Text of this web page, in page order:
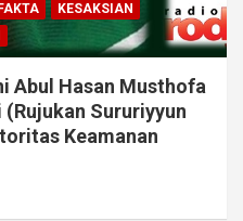
KESAKSIAN
Abul Hasan Musthofa
Sururiyyun
Keamanan